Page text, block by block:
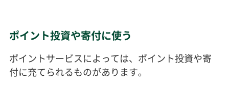
ポイント投資や寄付に使う
ポイントサービスによっては、ポイント投資や寄
付に充てられるものがあります。